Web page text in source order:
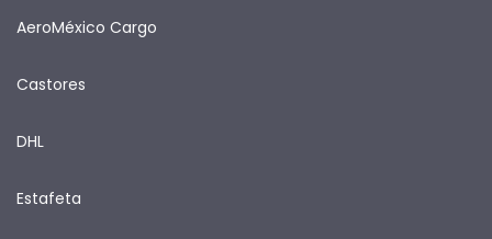
AeroMéxico Cargo
Castores
DHL
Estafeta